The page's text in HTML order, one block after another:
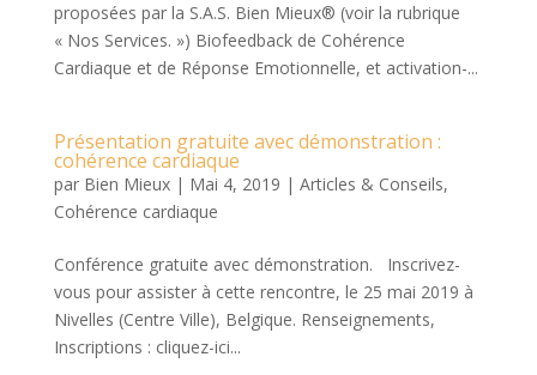
proposées par la S.A.S. Bien Mieux® (voir la rubrique
« Nos Services. ») Biofeedback de Cohérence
Cardiaque et de Réponse Emotionnelle, et activation-...
Présentation gratuite avec démonstration :
cohérence cardiaque
par Bien Mieux| Mai 4, 2019 | Articles & Conseils,
Cohérence cardiaque
Conférence gratuite avec démonstration. Inscrivez-
vous pour assister à cette rencontre, le 25 mai 2019 à
Nivelles (Centre Ville), Belgique. Renseignements,
Inscriptions : cliquez-ici...